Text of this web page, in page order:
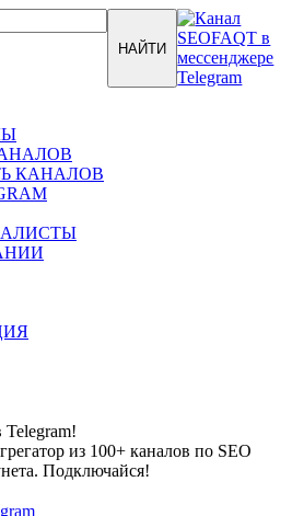
КАНАЛОВ
из 100+ каналов по SEO
Подключайся!